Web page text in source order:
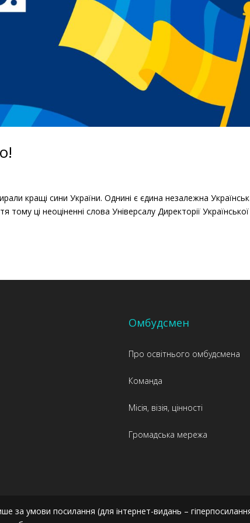
кращі сини України. Однині є єдина незалежна
тому ці неоціненні слова Універсалу Директорії Української
Омбудсмен
Про освітнього омбудсмена
Команда
Місія, візія, цінності
Громадська мережа
за умови посилання (для інтернет-видань –